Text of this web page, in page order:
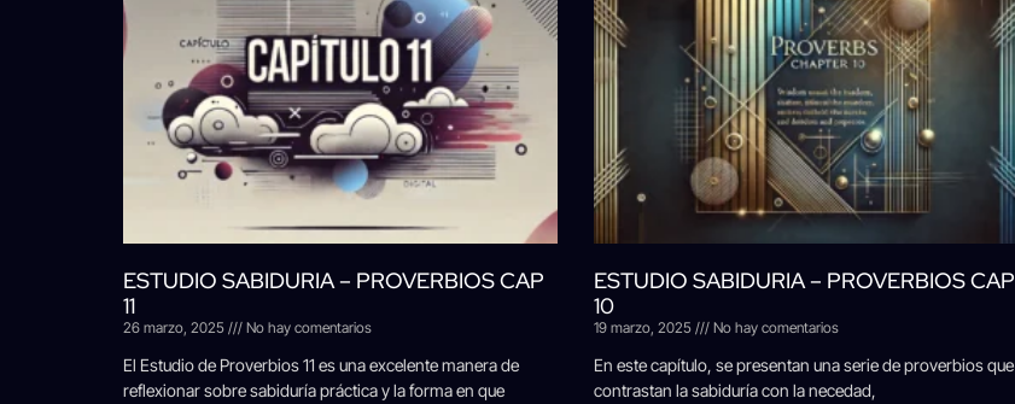
ESTUDIO SABIDURIA – PROVERBIOS CAP
11
26 marzo, 2025 No hay comentarios
El Estudio de Proverbios 11 es una excelente manera de
reflexionar sobre sabiduría práctica y la forma en que
ESTUDIO SABIDURIA – PROVERBIOS CAP
10
19 marzo, 2025 No hay comentarios
En este capítulo, se presentan una serie de proverbios que
contrastan la sabiduría con la necedad,